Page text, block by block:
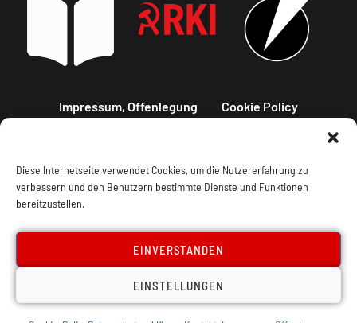
Diese Internetseite verwendet Cookies, um die Nutzererfahrung zu
verbessern und den Benutzern bestimmte Dienste und Funktionen
bereitzustellen.
EINVERSTANDEN
EINSTELLUNGEN
Impressum, Offenlegung Cookie Policy